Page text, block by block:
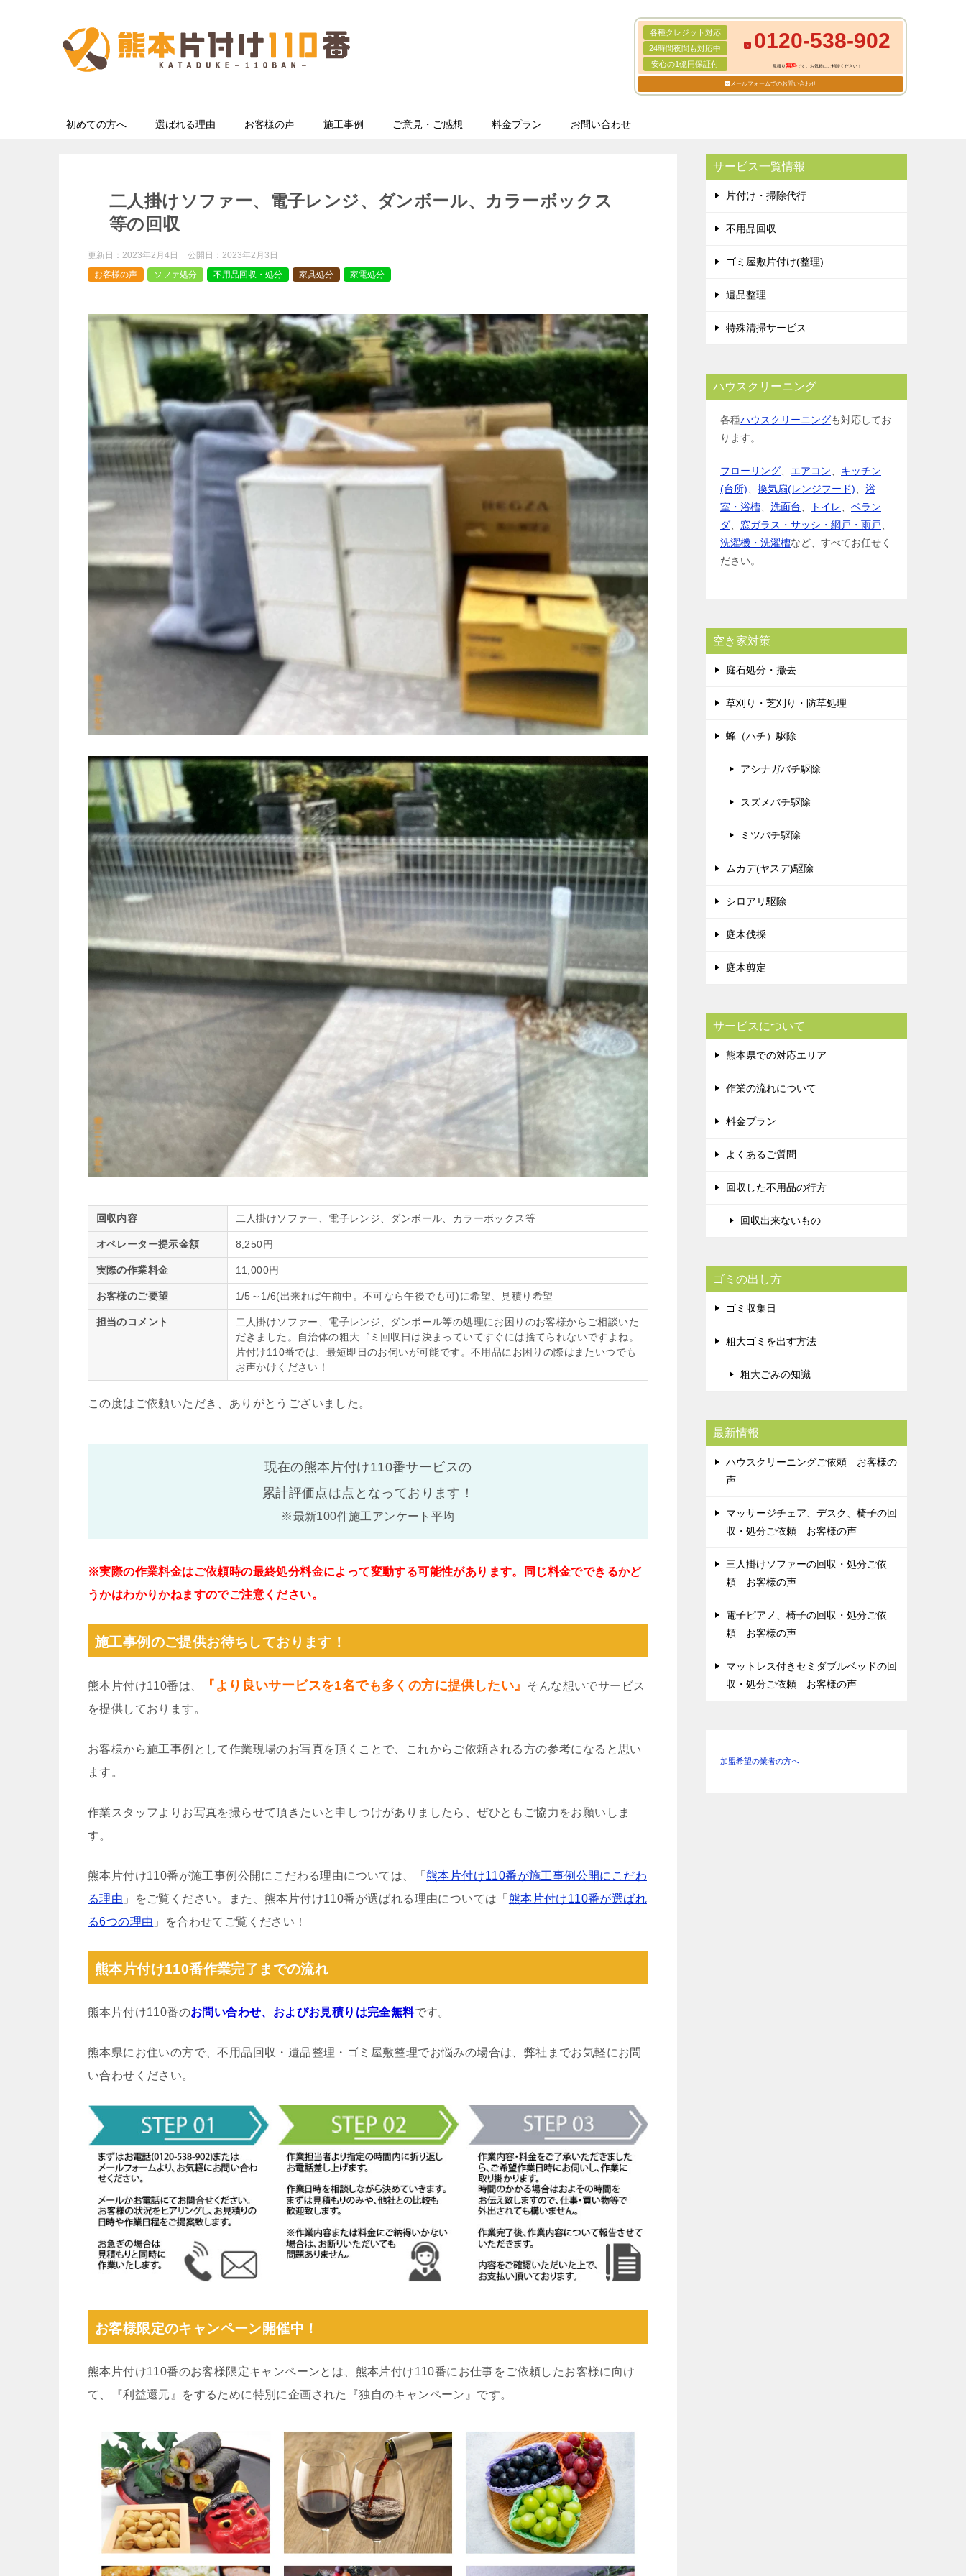
各種クレジット対応
24時間夜間も対応中
安心の1億円保証付
0120-538-902
見積り無料です。お気軽にご相談ください！
メールフォームでのお問い合わせ
初めての方へ 選ばれる理由 お客様の声 施工事例 ご意見・ご感想 料金プラン お問い合わせ
二人掛けソファー、電子レンジ、ダンボール、カラーボックス
等の回収
更新日： 2023年2月4日 公開日： 2023年2月3日
お客様の声
ソファ処分 不用品回収・処分 家具処分 家電処分
回収内容 二人掛けソファー、電子レンジ、ダンボール、カラーボックス等
オペレーター提示金額 8,250円
実際の作業料金 11,000円
お客様のご要望 1/5～1/6(出来れば午前中。不可なら午後でも可)に希望、見積り希望
担当のコメント
二人掛けソファー、電子レンジ、ダンボール等の処理にお困りのお客様からご相談いた
だきました。自治体の粗大ゴミ回収日は決まっていてすぐには捨てられないですよね。
片付け110番では、最短即日のお伺いが可能です。不用品にお困りの際はまたいつでも
お声かけください！
この度はご依頼いただき、ありがとうございました。
現在の熊本片付け110番サービスの
累計評価点は点となっております！
※最新100件施工アンケート平均
※実際の作業料金はご依頼時の最終処分料金によって変動する可能性があります。同じ料金でできるかど
うかはわかりかねますのでご注意ください。
施工事例のご提供お待ちしております！
熊本片付け110番は、 『より良いサービスを1名でも多くの方に提供したい』
そんな想いでサービス
を提供しております。
お客様から施工事例として作業現場のお写真を頂くことで、これからご依頼される方の参考になると思い
ます。
作業スタッフよりお写真を撮らせて頂きたいと申しつけがありましたら、ぜひともご協力をお願いしま
す。
熊本片付け110番が施工事例公開にこだわる理由については、「 熊本片付け110番が施工事例公開にこだわ
る理由 」をご覧ください。また、熊本片付け110番が選ばれる理由については「 熊本片付け110番が選ばれ
る6つの理由 」を合わせてご覧ください！
熊本片付け110番作業完了までの流れ
熊本片付け110番のお問い合わせ、およびお見積りは完全無料です。
熊本県にお住いの方で、不用品回収・遺品整理・ゴミ屋敷整理でお悩みの場合は、弊社までお気軽にお問
い合わせください。
お客様限定のキャンペーン開催中！
熊本片付け110番のお客様限定キャンペーンとは、熊本片付け110番にお仕事をご依頼したお客様に向け
て、『利益還元』をするために特別に企画された『独自のキャンペーン』です。
サービス一覧情報
片付け・掃除代行
不用品回収
ゴミ屋敷片付け(整理)
遺品整理
特殊清掃サービス
ハウスクリーニング
各種ハウスクリーニングも対応してお
ります。
フローリング エアコン
キッチン
(台所)
換気扇(レンジフード)
浴
室・浴槽
洗面台 トイレ
ベラン
ダ
窓ガラス・サッシ・網戸・雨戸
洗濯機・洗濯槽など、すべてお任せく
ださい。
空き家対策
庭石処分・撤去
草刈り・芝刈り・防草処理
蜂（ハチ）駆除
アシナガバチ駆除
スズメバチ駆除
ミツバチ駆除
ムカデ(ヤスデ)駆除
シロアリ駆除
庭木伐採
庭木剪定
サービスについて
熊本県での対応エリア
作業の流れについて
料金プラン
よくあるご質問
回収した不用品の行方
回収出来ないもの
ゴミの出し方
ゴミ収集日
粗大ゴミを出す方法
粗大ごみの知識
最新情報
ハウスクリーニングご依頼 お客様の
声
マッサージチェア、デスク、椅子の回
収・処分ご依頼 お客様の声
三人掛けソファーの回収・処分ご依
頼 お客様の声
電子ピアノ、椅子の回収・処分ご依
頼 お客様の声
マットレス付きセミダブルベッドの回
収・処分ご依頼 お客様の声
加盟希望の業者の方へ